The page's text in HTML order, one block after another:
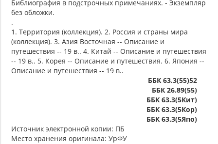
Библиография в подстрочных примечаниях. - Экземпляр
без обложки.
.
1. Территория (коллекция). 2. Россия и страны мира
(коллекция). 3. Азия Восточная -- Описание и
путешествия -- 19 в.. 4. Китай -- Описание и путешествия
-- 19 в.. 5. Корея -- Описание и путешествия. 6. Япония --
Описание и путешествия -- 19 в..
ББК 63.3(55)52
ББК 26.89(55)
ББК 63.3(5Кит)
ББК 63.3(5Кор)
ББК 63.3(5Япо)
Источник электронной копии: ПБ
Место хранения оригинала: УрФУ